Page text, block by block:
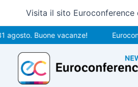
contenuto
Visita il sito
Buone vacanze!